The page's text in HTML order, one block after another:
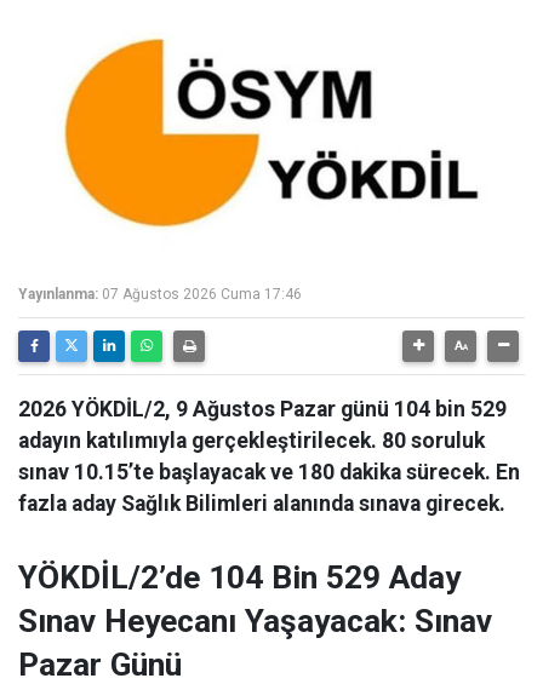
Yayınlanma: 07 Ağustos 2026 Cuma 17:46
2026 YÖKDİL/2, 9 Ağustos Pazar günü 104 bin 529
adayın katılımıyla gerçekleştirilecek. 80 soruluk
sınav 10.15’te başlayacak ve 180 dakika sürecek. En
fazla aday Sağlık Bilimleri alanında sınava girecek.
YÖKDİL/2’de 104 Bin 529 Aday
Sınav Heyecanı Yaşayacak: Sınav
Pazar Günü